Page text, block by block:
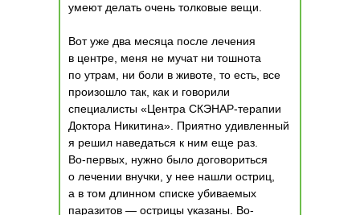
умеют делать очень толковые вещи.
Вот уже два месяца после лечения
в центре, меня не мучат ни тошнота
по утрам, ни боли в животе, то есть, все
произошло так, как и говорили
специалисты «Центра СКЭНАР-терапии
Доктора Никитина». Приятно удивленный
я решил наведаться к ним еще раз.
Во-первых, нужно было договориться
о лечении внучки, у нее нашли остриц,
а в том длинном списке убиваемых
паразитов — острицы указаны. Во-